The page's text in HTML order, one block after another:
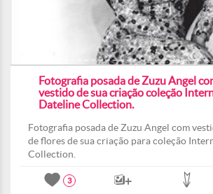
Fotografia posada de Zuzu Angel
vestido de sua criação coleção
Dateline Collection.
Fotografia posada de Zuzu Angel com
de flores de sua criação para coleção
Collection.
3